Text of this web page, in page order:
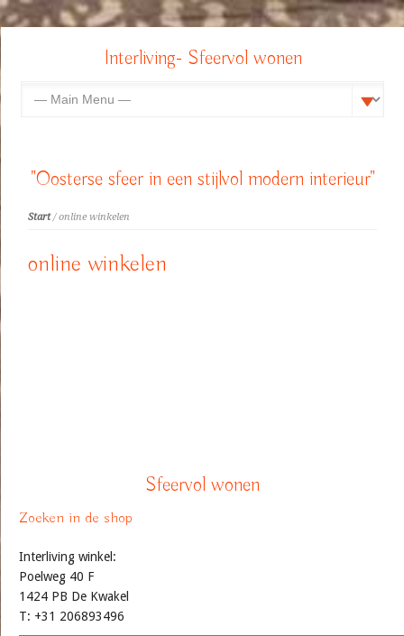
Interliving- Sfeervol wonen
"Oosterse sfeer in een stijlvol modern interieur"
Start/ online winkelen
online winkelen
Sfeervol wonen
Zoeken in de shop
Interliving winkel:
Poelweg 40 F
1424 PB De Kwakel
T: +31 206893496